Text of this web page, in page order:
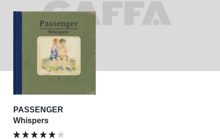
PASSENGER
Whispers